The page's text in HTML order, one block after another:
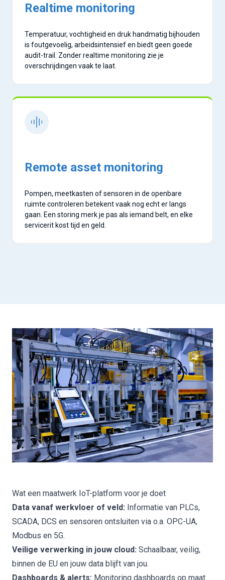
Realtime monitoring
Temperatuur, vochtigheid en druk handmatig bijhouden
is foutgevoelig, arbeidsintensief en biedt geen goede
audit-trail. Zonder realtime monitoring zie je
overschrijdingen vaak te laat.
Remote asset monitoring
Pompen, meetkasten of sensoren in de openbare
ruimte controleren betekent vaak nog echt er langs
gaan. Een storing merk je pas als iemand belt, en elke
servicerit kost tijd en geld.
Wat een maatwerk IoT-platform voor je doet
Data vanaf werkvloer of veld: Informatie van PLCs,
SCADA, DCS en sensoren ontsluiten via o.a. OPC-UA,
Modbus en 5G.
Veilige verwerking in jouw cloud: Schaalbaar, veilig,
binnen de EU en jouw data blijft van jou.
Dashboards & alerts: Monitoring dashboards op maat